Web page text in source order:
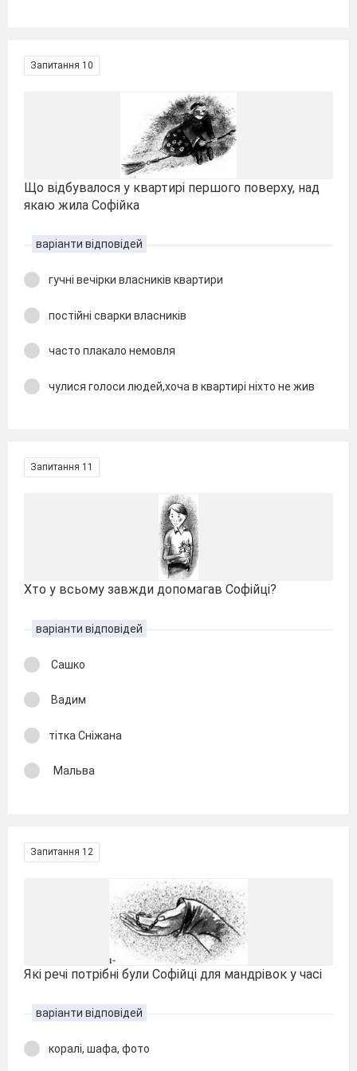
Запитання 10
Що відбувалося у квартирі першого поверху, над
якаю жила Софійка
варіанти відповідей
гучні вечірки власників квартири
постійні сварки власників
часто плакало немовля
чулися голоси людей,хоча в квартирі ніхто не жив
Запитання 11
Хто у всьому завжди допомагав Софійці?
варіанти відповідей
Сашко
Вадим
тітка Сніжана
Мальва
Запитання 12
Які речі потрібні були Софійці для мандрівок у часі
варіанти відповідей
коралі, шафа, фото